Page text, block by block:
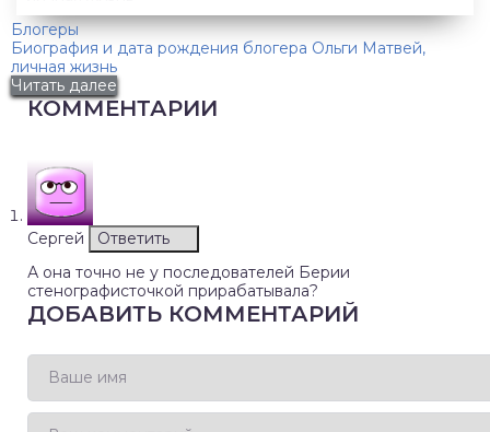
Блогеры
Биография и дата рождения блогера Ольги Матвей,
личная жизнь
Читать далее
КОММЕНТАРИИ
Сергей
Ответить
А она точно не у последователей Берии
стенографисточкой прирабатывала?
ДОБАВИТЬ КОММЕНТАРИЙ